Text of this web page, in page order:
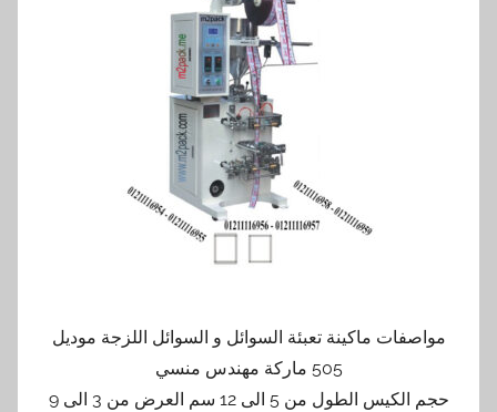
مواصفات ماكينة تعبئة السوائل و السوائل اللزجة موديل
505 ماركة مهندس منسي
حجم الكيس الطول من 5 الى 12 سم العرض من 3 الى 9